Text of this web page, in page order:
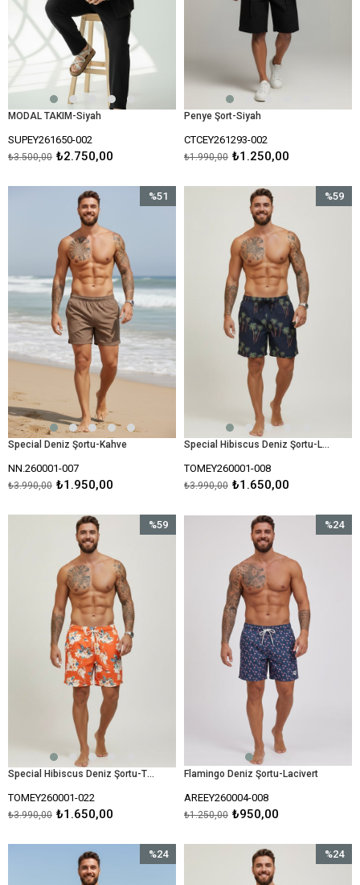
MODAL TAKIM-Siyah
SUPEY261650-002
₺2.750,00
₺3.500,00
Penye Şort-Siyah
CTCEY261293-002
₺1.250,00
₺1.990,00
Special Deniz Şortu-Kahve
NN.260001-007
₺1.950,00
₺3.990,00
%51
Special Hibiscus Deniz Şortu-Lacivert
TOMEY260001-008
₺1.650,00
₺3.990,00
%59
Special Hibiscus Deniz Şortu-Turuncu
TOMEY260001-022
₺1.650,00
₺3.990,00
%59
Flamingo Deniz Şortu-Lacivert
AREEY260004-008
₺950,00
₺1.250,00
%24
%24
%24